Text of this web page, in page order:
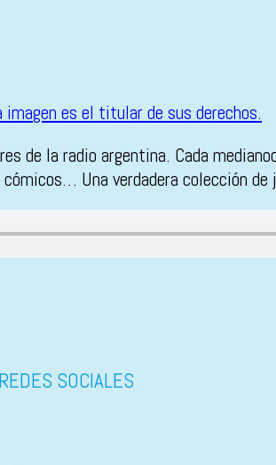
de la radio argentina. Cada
Una verdadera colección
SOCIALES